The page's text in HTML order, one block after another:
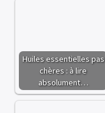
Huiles essentielles pas
chères : à lire
absolument…